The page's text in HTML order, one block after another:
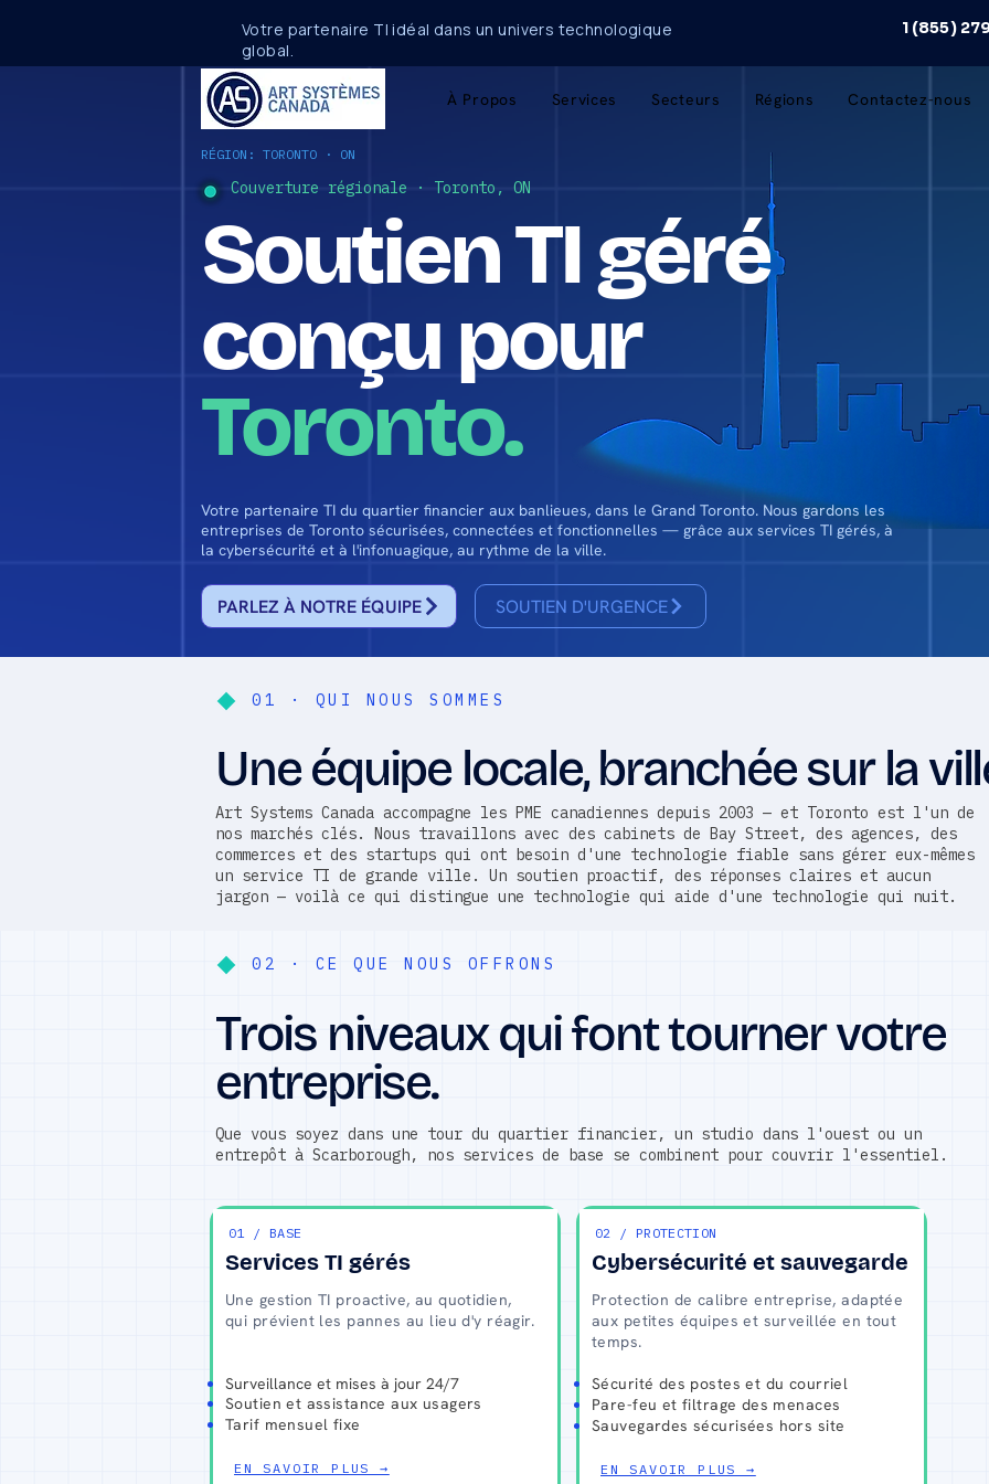
Votre partenaire TI idéal dans un univers technologique
global.
1 (855)
À Propos Services Secteurs Régions Contactez-nous
RÉGION: TORONTO · ON
Couverture régionale · Toronto, ON
Soutien TI géré
conçu pour
Toronto.
Votre partenaire TI du quartier financier aux banlieues, dans le Grand Toronto. Nous gardons les
entreprises de Toronto sécurisées, connectées et fonctionnelles — grâce aux services TI gérés, à
la cybersécurité et à l'infonuagique, au rythme de la ville.
PARLEZ À NOTRE ÉQUIPE SOUTIEN D'URGENCE
01 · QUI NOUS SOMMES
Une équipe locale, branchée sur la
Art Systems Canada accompagne les PME canadiennes depuis 2003 — et Toronto est l'un de
nos marchés clés. Nous travaillons avec des cabinets de Bay Street, des agences, des
commerces et des startups qui ont besoin d'une technologie fiable sans gérer eux-mêmes
un service TI de grande ville. Un soutien proactif, des réponses claires et aucun
jargon — voilà ce qui distingue une technologie qui aide d'une technologie qui nuit.
02 · CE QUE NOUS OFFRONS
Trois niveaux qui font tourner votre
entreprise.
Que vous soyez dans une tour du quartier financier, un studio dans l'ouest ou un
entrepôt à Scarborough, nos services de base se combinent pour couvrir l'essentiel.
01 / BASE
Services TI gérés
​Une gestion TI proactive, au quotidien,
qui prévient les pannes au lieu d'y réagir.
Surveillance et mises à jour 24/7
Soutien et assistance aux usagers
Tarif mensuel fixe
EN SAVOIR PLUS →
02 / PROTECTION
Cybersécurité et sauvegarde
​Protection de calibre entreprise, adaptée
aux petites équipes et surveillée en tout
temps.
Sécurité des postes et du courriel
Pare-feu et filtrage des menaces
Sauvegardes sécurisées hors site
EN SAVOIR PLUS →